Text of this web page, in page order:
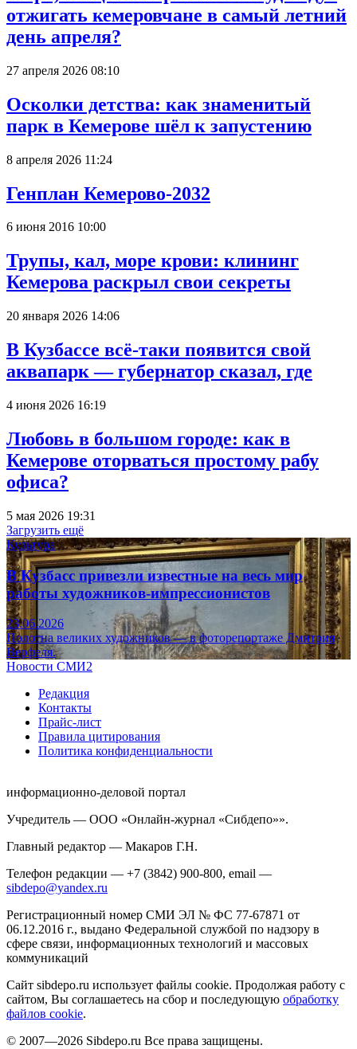
отжигать кемеровчане в самый летний
день апреля?
27 апреля 2026 08:10
Осколки детства: как знаменитый
парк в Кемерове шёл к запустению
8 апреля 2026 11:24
Генплан Кемерово-2032
6 июня 2016 10:00
Трупы, кал, море крови: клининг
Кемерова раскрыл свои секреты
20 января 2026 14:06
В Кузбассе всё-таки появится свой
аквапарк — губернатор сказал, где
4 июня 2026 16:19
Любовь в большом городе: как в
Кемерове оторваться простому рабу
офиса?
5 мая 2026 19:31
Загрузить ещё
Культура
В Кузбасс привезли известные на весь мир
работы художников-импрессионистов
23.06.2026
Полотна великих художников — в фоторепортаже Дмитрия
Верфеля.
Новости СМИ2
Редакция
Контакты
Прайс-лист
Правила цитирования
Политика конфиденциальности
информационно-деловой портал
Учредитель — ООО «Онлайн-журнал «Сибдепо»».
Главный редактор — Макаров Г.Н.
Телефон редакции — +7 (3842) 900-800, email —
sibdepo@yandex.ru
Регистрационный номер СМИ ЭЛ № ФС 77-67871 от
06.12.2016 г., выдано Федеральной службой по надзору в
сфере связи, информационных технологий и массовых
коммуникаций
Сайт sibdepo.ru использует файлы cookie. Продолжая работу с
сайтом, Вы соглашаетесь на сбор и последующую обработку
файлов cookie.
© 2007—2026 Sibdepo.ru Все права защищены.